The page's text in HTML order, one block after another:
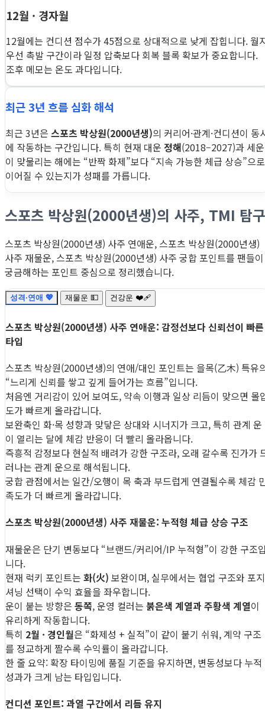
12월 · 경자월
12월에는 컨디션 점수가 45점으로 상대적으로 낮게 잡힙니다. 월
우선 촉발 구간이라 일정 압축보다 회복 블록 확보가 중요합니다.
조후 메모는 온도 과다입니다.
최근 3년 흐름 심화 해석
최근 3년은 스포츠 박상원(2000년생)의 커리어·관계·컨디션이 동
에 작동하는 구간입니다. 특히 현재 대운 정해(2018–2027)과 세운
이 맞물리는 해에는 “반짝 화제”보다 “지속 가능한 체급 상승”으로
이어질 수 있는지가 성패를 가릅니다.
스포츠 박상원(2000년생)의 사주, TMI 탐구
스포츠 박상원(2000년생) 사주 연애운, 스포츠 박상원(2000년생)
사주 재물운, 스포츠 박상원(2000년생) 사주 궁합 포인트를 팬들이
궁금해하는 포인트 중심으로 정리했습니다.
성격·연애 💖 재물운 💵 건강운 ❤️‍🩹
스포츠 박상원(2000년생) 사주 연애운: 감정선보다 신뢰선이 빠른
타입
스포츠 박상원(2000년생)의 연애/대인 포인트는 을목(乙木) 특유
“느리게 신뢰를 쌓고 깊게 들어가는 흐름”입니다.
처음엔 거리감이 있어 보여도, 약속 이행과 일상 리듬이 맞으면 몰
도가 빠르게 올라갑니다.
보완축인 화·목 성향과 맞닿은 상대와 시너지가 크고, 특히 관계 운
이 열리는 달에 체감 반응이 더 빨리 올라옵니다.
즉흥적 감정보다 현실적 배려가 강한 구조라, 오래 갈수록 진가가
러나는 관계 운으로 해석됩니다.
궁합 관점에서는 일간/오행이 목 축과 부드럽게 연결될수록 체감
족도가 더 빠르게 올라갑니다.
스포츠 박상원(2000년생) 사주 재물운: 누적형 체급 상승 구조
재물운은 단기 변동보다 “브랜드/커리어/IP 누적형”이 강한 구조
니다.
현재 럭키 포인트는 화(火) 보완이며, 실무에서는 협업 구조와 포지
셔닝 선택이 수익 효율을 좌우합니다.
운이 붙는 방향은 동쪽, 운영 컬러는 붉은색 계열과 주황색 계열이
유리하게 작동합니다.
특히 2월 · 경인월은 “화제성 + 실적”이 같이 붙기 쉬워, 계약 구조
를 정교하게 짤수록 수익률이 올라갑니다.
한 줄 요약: 확장 타이밍에 품질 기준을 유지하면, 변동성보다 누적
성과가 크게 남는 타입입니다.
컨디션 포인트: 과열 구간에서 리듬 유지